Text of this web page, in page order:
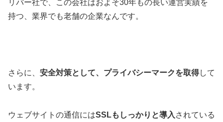
リバー社で、この会社はおよそ30年もの長い運営実績を
持つ、業界でも老舗の企業なんです。
さらに、 安全対策として、プライバシーマークを取得して
います。
ウェブサイトの通信にはSSLもしっかりと導入 されている